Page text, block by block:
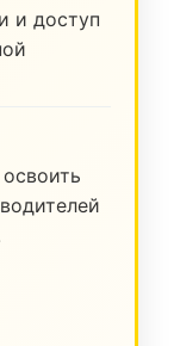
и доступ